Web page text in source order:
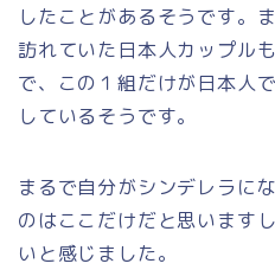
したことがあるそうです。
訪れていた日本人カップル
で、この１組だけが日本人
しているそうです。
まるで自分がシンデレラに
のはここだけだと思います
いと感じました。